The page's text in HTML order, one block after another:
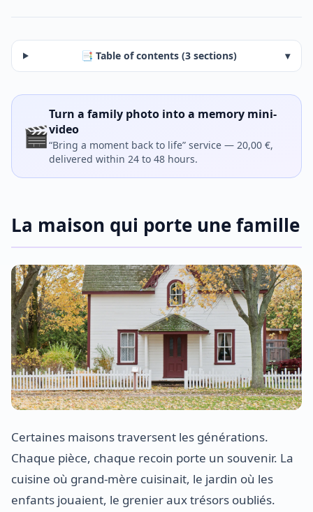
📑 Table of contents (3 sections) ▾
🎬
Turn a family photo into a memory mini-
video
“Bring a moment back to life” service — 20,00 €,
delivered within 24 to 48 hours.
La maison qui porte une famille
Certaines maisons traversent les générations.
Chaque pièce, chaque recoin porte un souvenir. La
cuisine où grand-mère cuisinait, le jardin où les
enfants jouaient, le grenier aux trésors oubliés.